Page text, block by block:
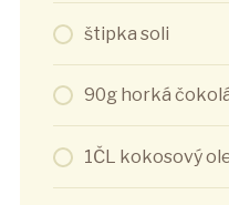
štipka soli
90g horká
1ČL kokosový